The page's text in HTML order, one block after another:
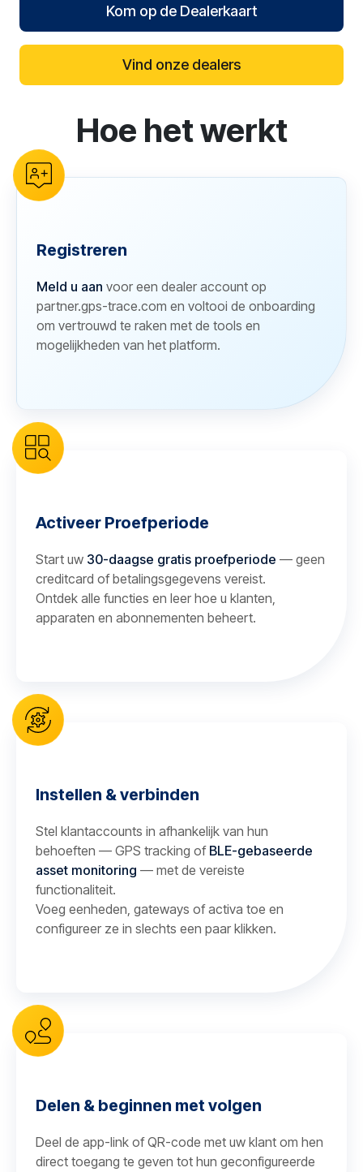
Kom op de Dealerkaart
Vind onze dealers
reCAPTCHA verification
Hoe het werkt
Registreren
Meld u aan voor een dealer account op
partner.gps-trace.com en voltooi de onboarding
om vertrouwd te raken met de tools en
mogelijkheden van het platform.
Activeer Proefperiode
Start uw 30-daagse gratis proefperiode — geen
creditcard of betalingsgegevens vereist.
Ontdek alle functies en leer hoe u klanten,
apparaten en abonnementen beheert.
Instellen & verbinden
Stel klantaccounts in afhankelijk van hun
behoeften — GPS tracking of BLE-gebaseerde
asset monitoring — met de vereiste
functionaliteit.
Voeg eenheden, gateways of activa toe en
configureer ze in slechts een paar klikken.
Delen & beginnen met volgen
Deel de app-link of QR-code met uw klant om hen
direct toegang te geven tot hun geconfigureerde